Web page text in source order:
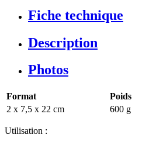
Fiche technique
Description
Photos
Format Poids
2 x 7,5 x 22 cm
600 g
Utilisation :